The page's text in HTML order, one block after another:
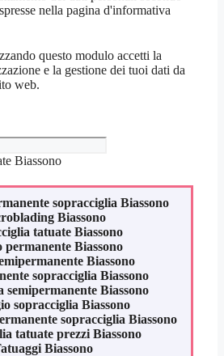
nella pagina d'informativa
questo modulo accetti la
e la gestione dei tuoi dati da
web.
sopracciglia Biassono
Biassono
tatuate Biassono
permanenteBiassono
Biassono
sopracciglia Biassono
semipermanente Biassono
sopracciglia Biassono
sopracciglia Biassono
tatuate prezziBiassono
Biassono